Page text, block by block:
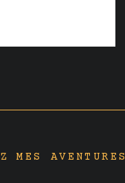
MES AVENTURES